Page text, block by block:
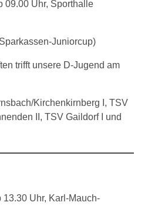
09.00 Uhr, Sporthalle
Juniorcup)
trifft unsere D-Jugend am
Kirchenkirnberg I, TSV
II, TSV Gaildorf I und
Uhr, Karl-Mauch-